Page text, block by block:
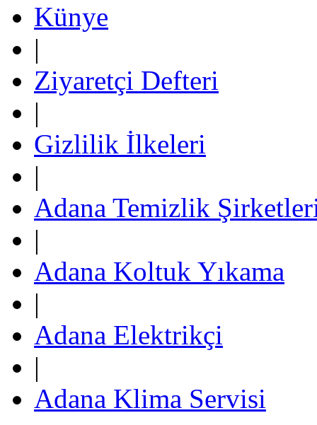
Künye
|
Ziyaretçi Defteri
|
Gizlilik İlkeleri
|
Adana Temizlik
|
Adana Koltuk Yıkama
|
Adana Elektrikçi
|
Adana Klima Servisi